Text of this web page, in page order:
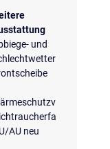
und
AU neu